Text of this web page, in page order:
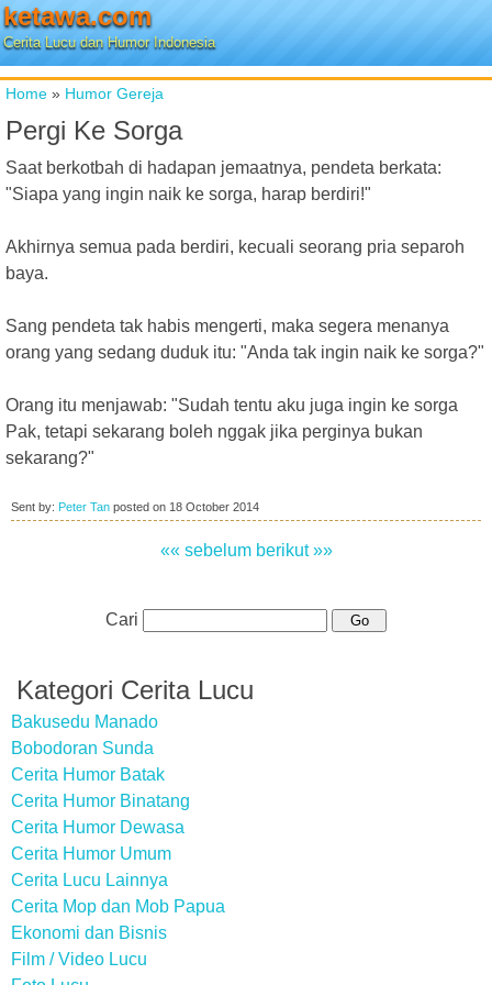
ketawa.com
Cerita Lucu dan Humor Indonesia
Home » Humor Gereja
Pergi Ke Sorga
Saat berkotbah di hadapan jemaatnya, pendeta berkata:
"Siapa yang ingin naik ke sorga, harap berdiri!"
Akhirnya semua pada berdiri, kecuali seorang pria separoh
baya.
Sang pendeta tak habis mengerti, maka segera menanya
orang yang sedang duduk itu: "Anda tak ingin naik ke sorga?"
Orang itu menjawab: "Sudah tentu aku juga ingin ke sorga
Pak, tetapi sekarang boleh nggak jika perginya bukan
sekarang?"
Sent by: Peter Tan posted on 18 October 2014
«« sebelum berikut »»
Cari
Kategori Cerita Lucu
Bakusedu Manado
Bobodoran Sunda
Cerita Humor Batak
Cerita Humor Binatang
Cerita Humor Dewasa
Cerita Humor Umum
Cerita Lucu Lainnya
Cerita Mop dan Mob Papua
Ekonomi dan Bisnis
Film / Video Lucu